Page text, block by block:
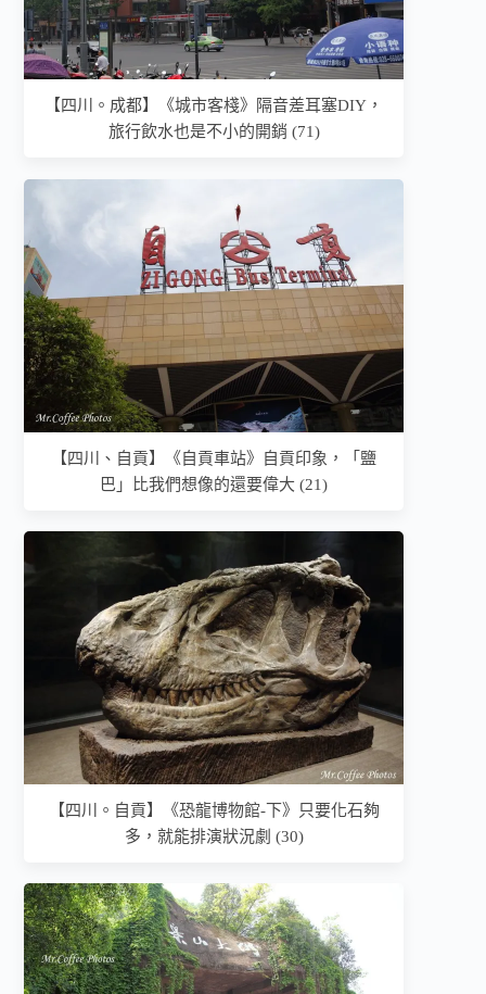
【四川。成都】《城市客棧》隔音差耳塞DIY，
旅行飲水也是不小的開銷 (71)
【四川、自貢】《自貢車站》自貢印象，「鹽
巴」比我們想像的還要偉大 (21)
【四川。自貢】《恐龍博物館-下》只要化石夠
多，就能排演狀況劇 (30)